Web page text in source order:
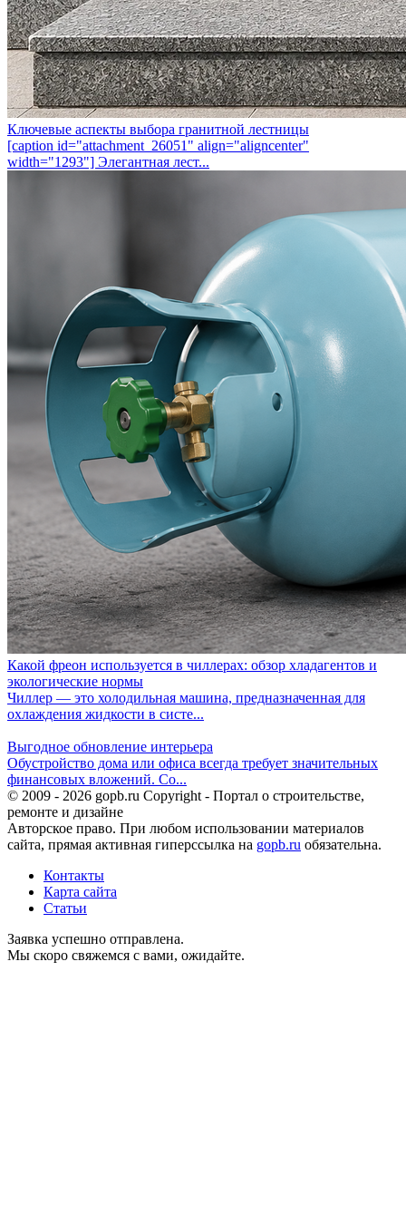
Ключевые аспекты выбора гранитной лестницы
[caption id="attachment_26051" align="aligncenter"
width="1293"] Элегантная лест...
Какой фреон используется в чиллерах: обзор хладагентов и
экологические нормы
Чиллер — это холодильная машина, предназначенная для
охлаждения жидкости в систе...
Выгодное обновление интерьера
Обустройство дома или офиса всегда требует значительных
финансовых вложений. Со...
© 2009 - 2026 gopb.ru Copyright - Портал о строительстве,
ремонте и дизайне
Авторское право. При любом использовании материалов
сайта, прямая активная гиперссылка на gopb.ru обязательна.
Контакты
Карта сайта
Статьи
Заявка успешно отправлена.
Мы скоро свяжемся с вами, ожидайте.